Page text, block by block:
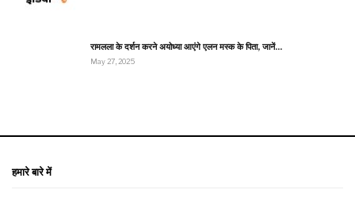
रामलला के दर्शन करने अयोध्या आएंगे एलन मस्क के पिता, जानें…
May 27, 2025
हमारे बारे में